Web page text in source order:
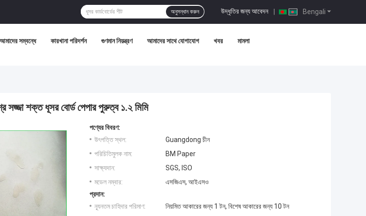
Bengali
উদ্ধৃতির জন্য আবেদন |
অনুসন্ধান করুন
আমাদের সম্বন্ধে কারখানা পরিদর্শন গুণমান নিয়ন্ত্রণ আমাদের সাথে যোগাযোগ খবর মামলা
সজ্জা শক্ত ধূসর বোর্ড পেপার পুরুত্ব ১.২ মিমি
পণ্যের বিবরণ:
উৎপত্তি স্থল:
Guangdong চীন
পরিচিতিমুলক নাম:
BM Paper
সাক্ষ্যদান:
SGS, ISO
মডেল নম্বার:
এসজিএস, আইএসও
প্রদান:
ন্যূনতম চাহিদার পরিমাণ:
নিয়মিত আকারের জন্য 1 টন, বিশেষ আকারের জন্য 10 টন